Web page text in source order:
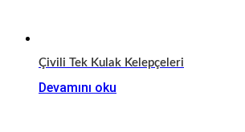
Çivili Tek Kulak Kelepçeleri
Devamını oku